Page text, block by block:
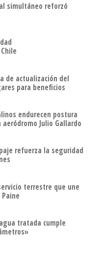
simultáneo reforzó
de actualización del
para beneficios
endurecen postura
Julio Gallardo
refuerza la seguridad
terrestre que une
tratada cumple